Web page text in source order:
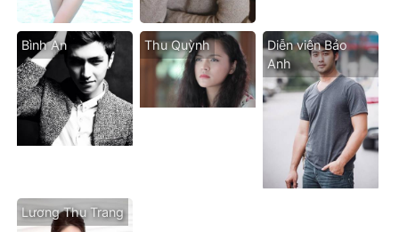
Bình An Thu Quỳnh
Diễn viên Bảo
Anh
Lương Thu Trang